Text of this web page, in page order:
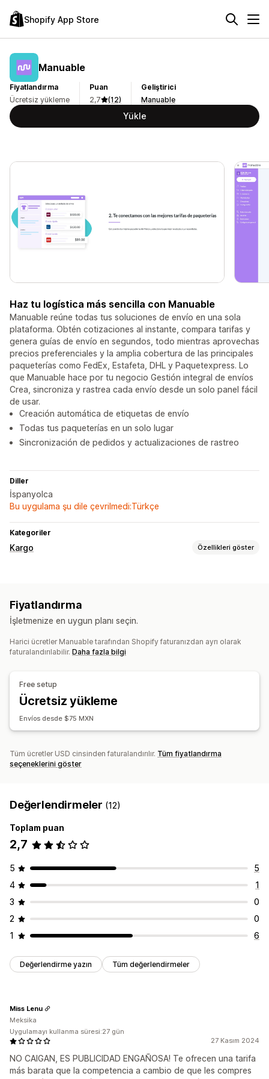
Shopify App Store
Manuable
Fiyatlandırma
Ücretsiz yükleme
Puan
2,7
(12)
Geliştirici
Manuable
Yükle
Haz tu logística más sencilla con Manuable
Manuable reúne todas tus soluciones de envío en una sola
plataforma. Obtén cotizaciones al instante, compara tarifas y
genera guías de envío en segundos, todo mientras aprovechas
precios preferenciales y la amplia cobertura de las principales
paqueterías como FedEx, Estafeta, DHL y Paquetexpress. Lo
que Manuable hace por tu negocio Gestión integral de envíos
Crea, sincroniza y rastrea cada envío desde un solo panel fácil
de usar.
Creación automática de etiquetas de envío
Todas tus paqueterías en un solo lugar
Sincronización de pedidos y actualizaciones de rastreo
Diller
İspanyolca
Bu uygulama şu dile çevrilmedi:Türkçe
Kategoriler
Kargo Özellikleri göster
Kargoları yönetme
Fiyatlandırma
İşletmenize en uygun planı seçin.
Harici ücretler Manuable tarafından Shopify faturanızdan ayrı olarak
faturalandırılabilir. Daha fazla bilgi
Free setup
Ücretsiz yükleme
Envíos desde $75 MXN
Tüm ücretler USD cinsinden faturalandırılır. Tüm fiyatlandırma
seçeneklerini göster
Değerlendirmeler (12)
Toplam puan
2,7
5
5
4
1
3
0
2
0
1
6
Değerlendirme yazın Tüm değerlendirmeler
27 Kasım 2024
NO CAIGAN, ES PUBLICIDAD ENGAÑOSA! Te ofrecen una tarifa
más barata que la competencia a cambio de que les compres
Miss Lenu
Meksika
Uygulamayı kullanma süresi:27 gün